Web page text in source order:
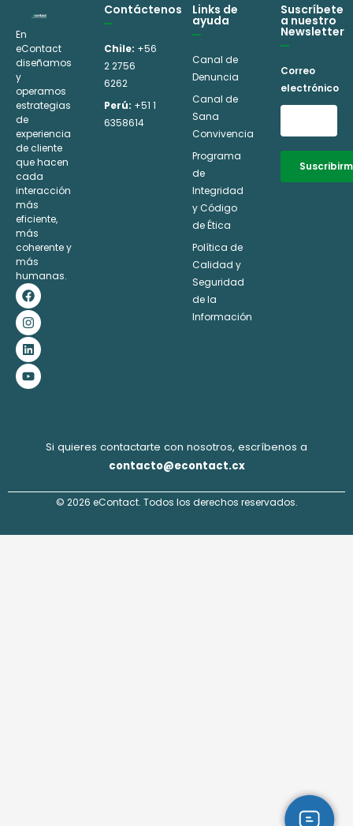
En
eContact
diseñamos
y
operamos
estrategias
de
experiencia
de cliente
que hacen
cada
interacción
más
eficiente,
más
coherente y
más
humanas.
F
a
c
e
b
o
o
k
I
n
s
t
a
g
r
a
m
L
i
n
k
e
d
i
n
Y
o
u
t
u
b
e
Contáctenos
Chile: +56
2 2756
6262
Perú: +51 1
6358614
Links de
ayuda
Canal de
Denuncia
Canal de
Sana
Convivencia
Programa
de
Integridad
y Código
de Ética
Política de
Calidad y
Seguridad
de la
Información
Suscríbete
a nuestro
Newsletter
Correo
electrónico
Si quieres contactarte con nosotros, escríbenos a
contacto@econtact.cx
© 2026 eContact. Todos los derechos reservados.